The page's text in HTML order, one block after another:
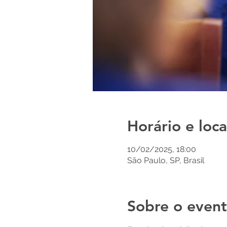
Horário e
10/02/2025, 18:00
São Paulo, SP, Brasil
Sobre o